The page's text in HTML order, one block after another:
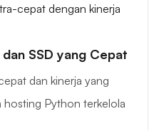
SSD yang Cepat
dan kinerja yang
hosting Python terkelola